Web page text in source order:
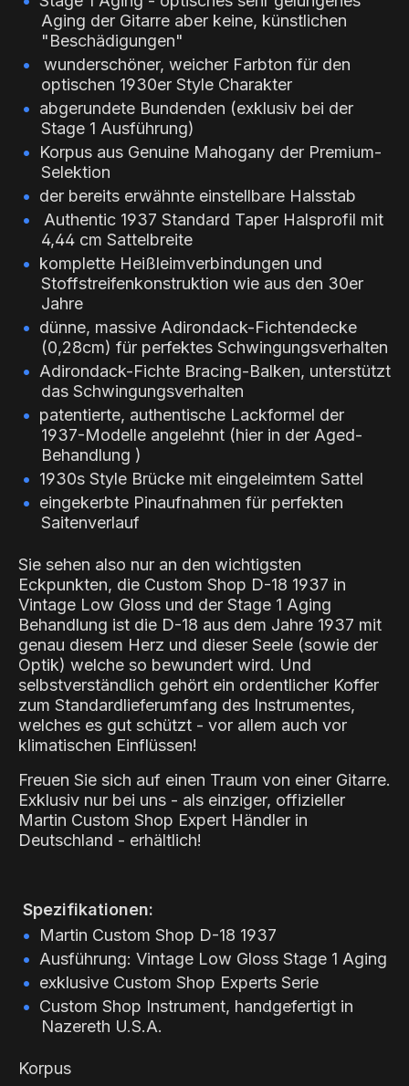
Aging der Gitarre aber keine, künstlichen
"Beschädigungen"
wunderschöner, weicher Farbton für den
optischen 1930er Style Charakter
abgerundete Bundenden (exklusiv bei der
Stage 1 Ausführung)
Korpus aus Genuine Mahogany der Premium-
Selektion
der bereits erwähnte einstellbare Halsstab
Authentic 1937 Standard Taper Halsprofil mit
4,44 cm Sattelbreite
komplette Heißleimverbindungen und
Stoffstreifenkonstruktion wie aus den 30er
Jahre
dünne, massive Adirondack-Fichtendecke
(0,28cm) für perfektes Schwingungsverhalten
Adirondack-Fichte Bracing-Balken, unterstützt
das Schwingungsverhalten
patentierte, authentische Lackformel der
1937-Modelle angelehnt (hier in der Aged-
Behandlung )
1930s Style Brücke mit eingeleimtem Sattel
eingekerbte Pinaufnahmen für perfekten
Saitenverlauf
Sie sehen also nur an den wichtigsten
Eckpunkten, die Custom Shop D-18 1937 in
Vintage Low Gloss und der Stage 1 Aging
Behandlung ist die D-18 aus dem Jahre 1937 mit
genau diesem Herz und dieser Seele (sowie der
Optik) welche so bewundert wird. Und
selbstverständlich gehört ein ordentlicher Koffer
zum Standardlieferumfang des Instrumentes,
welches es gut schützt - vor allem auch vor
klimatischen Einflüssen!
Freuen Sie sich auf einen Traum von einer Gitarre.
Exklusiv nur bei uns - als einziger, offizieller
Martin Custom Shop Expert Händler in
Deutschland - erhältlich!
Spezifikationen:
Martin Custom Shop D-18 1937
Ausführung: Vintage Low Gloss Stage 1 Aging
exklusive Custom Shop Experts Serie
Custom Shop Instrument, handgefertigt in
Nazereth U.S.A.
Korpus